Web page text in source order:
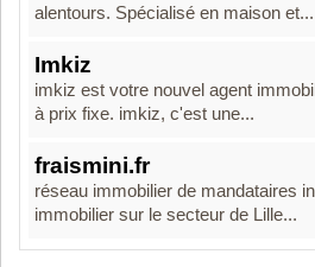
alentours. Spécialisé en maison et...
Imkiz
imkiz est votre nouvel agent
à prix fixe. imkiz, c'est une...
fraismini.fr
réseau immobilier de mandataires
immobilier sur le secteur de Lille...